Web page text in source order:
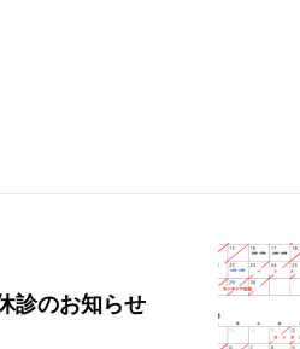
診のお知らせ